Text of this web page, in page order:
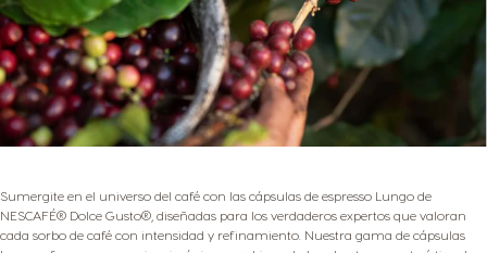
Sumergite en el universo del café con las cápsulas de espresso Lungo de
NESCAFÉ® Dolce Gusto®, diseñadas para los verdaderos expertos que valoran
cada sorbo de café con intensidad y refinamiento. Nuestra gama de cápsulas